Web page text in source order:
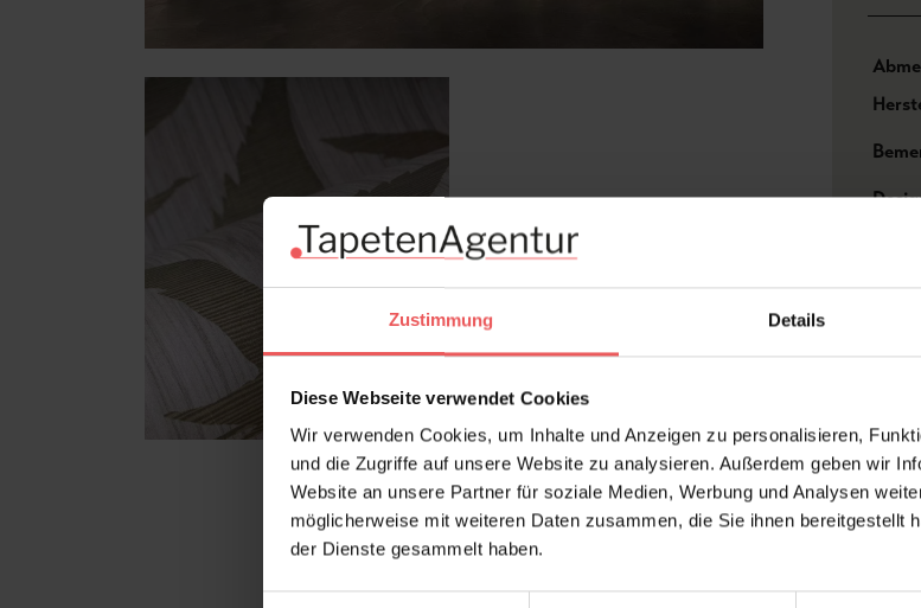
Zustimmung Details
Diese Webseite verwendet Cookies
Wir verwenden Cookies, um Inhalte und Anzeigen zu personalisieren,
und die Zugriffe auf unsere Website zu analysieren. Außerdem geben wir
Website an unsere Partner für soziale Medien, Werbung und Analysen
möglicherweise mit weiteren Daten zusammen, die Sie ihnen bereitgestellt
der Dienste gesammelt haben.
Stil: